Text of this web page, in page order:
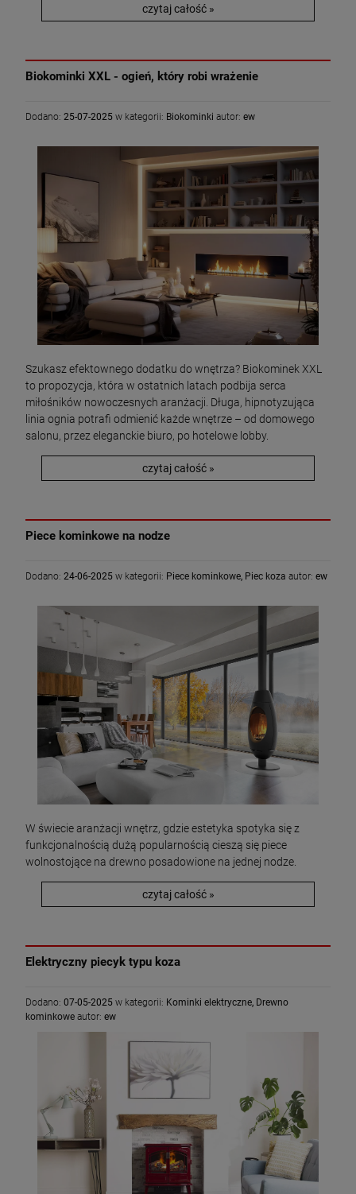
czytaj całość »
Biokominki XXL - ogień, który robi wrażenie
Dodano: 25-07-2025 w kategorii: Biokominki autor: ew
Szukasz efektownego dodatku do wnętrza? Biokominek XXL
to propozycja, która w ostatnich latach podbija serca
miłośników nowoczesnych aranżacji. Długa, hipnotyzująca
linia ognia potrafi odmienić każde wnętrze – od domowego
salonu, przez eleganckie biuro, po hotelowe lobby.
czytaj całość »
Piece kominkowe na nodze
Dodano: 24-06-2025 w kategorii: Piece kominkowe, Piec koza autor: ew
W świecie aranżacji wnętrz, gdzie estetyka spotyka się z
funkcjonalnością dużą popularnością cieszą się piece
wolnostojące na drewno posadowione na jednej nodze.
czytaj całość »
Elektryczny piecyk typu koza
Dodano: 07-05-2025 w kategorii: Kominki elektryczne, Drewno
kominkowe autor: ew